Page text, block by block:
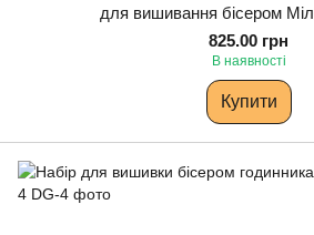
для вишивання бісером
825.00 грн
В наявності
Купити